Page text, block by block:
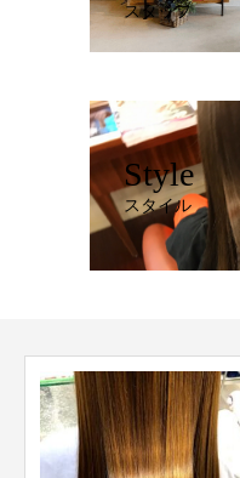
スタッフ
Style
スタイル